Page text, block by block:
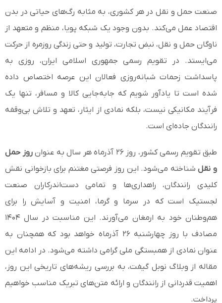
صنعت حمل و نقل در هر کشوری، به مثابه رگ‌های حیاتی در بدن
اقتصاد عمل می‌کند. بدون وجود یک شبکه پویا، منظم و متعهد از
ناوگان حمل و نقل، نبض تجارت، تولید و حتی زندگی روزمره از حرکت
می‌ایستد. در تقویم رسمی جمهوری اسلامی ایران، روزی به
پاسداشت زحمات شبانه‌روزی فعالان این عرصه اختصاص داده
شده است تا یادآور شویم که جابه‌جایی کالا و مسافر، تنها یک
فرآیند مکانیکی نیست، بلکه نمادی از ایثار، تعهد و تلاش بی‌وقفه
رانندگان جاده‌ای است.
طبق تقویم رسمی کشور، روز ۲۶ آذرماه هر سال به عنوان
روز حمل
و نقلشناخته می‌شود. این روز فرصتی مغتنم برای بازخوانی نقش
کلیدی رانندگان، راهداری‌ها و تمامی دست‌اندرکاران صنعت
لجستیک است که در سرما و گرما، امنیت و آسایش را برای
هم‌وطنان خود به ارمغان می‌آورند. این مناسبت در سال ۱۴۰۴
مصادف با روز چهارشنبه ۲۶ آذرماه خواهد بود که همچنان به
عنوان نمادی از همبستگی ملی گرامی داشته می‌شود. در ادامه این
مقاله از وبلاگ نوبل گیفت، به بررسی ریشه‌های تاریخی این روز،
اهمیت قدردانی از رانندگان و ارائه متن‌های تبریک مناسب خواهیم
پرداخت.